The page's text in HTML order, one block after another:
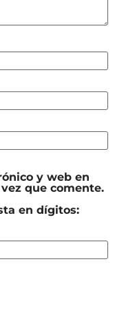
y web en
que comente.
en dígitos: